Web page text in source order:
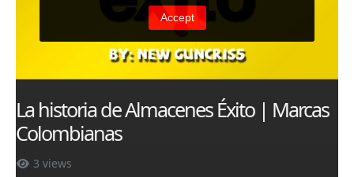
La historia de Almacenes Éxito | Marcas
Colombianas
3 views